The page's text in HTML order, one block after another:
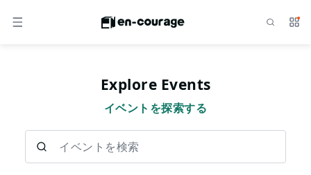
メニュー サ
Explore Events
イベントを探索する